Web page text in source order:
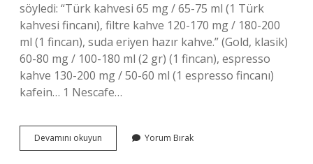
söyledi: “Türk kahvesi 65 mg / 65-75 ml (1 Türk
kahvesi fincanı), filtre kahve 120-170 mg / 180-200
ml (1 fincan), suda eriyen hazır kahve.” (Gold, klasik)
60-80 mg / 100-180 ml (2 gr) (1 fincan), espresso
kahve 130-200 mg / 50-60 ml (1 espresso fincanı)
kafein… 1 Nescafe…
Devamını okuyun
Nescafe
Yorum Bırak